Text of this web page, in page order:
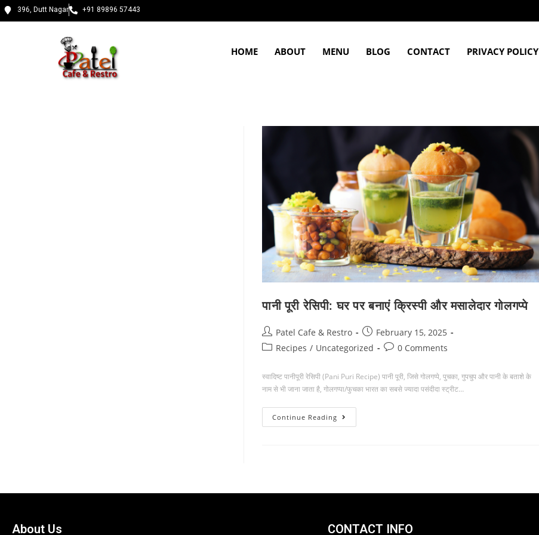
396, Dutt Nagar +91 89896 57443
HOME ABOUT MENU BLOG CONTACT PRIVACY POLICY
पानी पूरी रेसिपी: घर पर बनाएं क्रिस्पी और मसालेदार गोलगप्पे
Patel Cafe & Restro
February 15, 2025
Recipes / Uncategorized 0 Comments
स्वादिष्ट पानीपूरी रेसिपी (Pani Puri Recipe) पानी पूरी, जिसे गोलगप्पे, पुचका, गुपचुप और पानी के बताशे के
नाम से भी जाना जाता है, गोलगप्पा/फुचका भारत का सबसे ज्यादा पसंदीदा स्ट्रीट…
Continue Reading
About Us CONTACT INFO